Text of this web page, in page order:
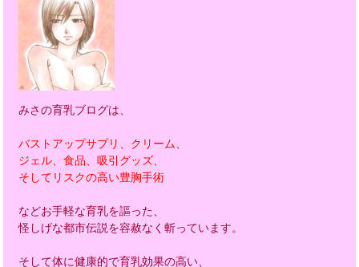
みさの育乳ブログは、
バストアップサプリ、クリーム、
ジェル、食品、吸引グッズ、
そしてリスクの高い豊胸手術
などお手軽な育乳を謳った、
怪しげな都市伝説を容赦なく斬っています。
そして体に健康的で育乳効果の高い、